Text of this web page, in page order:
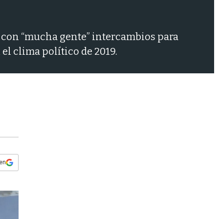
“mucha gente” intercambios para
clima político de 2019.